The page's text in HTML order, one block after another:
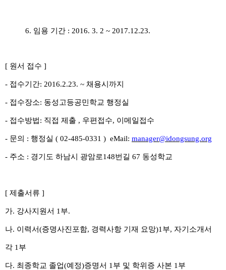
6. 임용 기간 : 2016. 3. 2 ~ 2017.12.23.
[ 원서 접수 ]
- 접수기간: 2016.2.23. ~ 채용시까지
- 접수장소: 동성고등공민학교 행정실
- 접수방법: 직접 제출 , 우편접수, 이 메일접수
- 문의 : 행정실 ( 02-485-0331 ) eMail: manager@idongsung.org
- 주소 : 경기도 하남시 광암로148번길 67 동성학교
[ 제출서류 ]
가. 강사지원서 1부.
나. 이력서(증명사진포함, 경력사항 기재 요망)1 부, 자기소개서
각 1 부
다. 최종학교 졸업(예정)증명서 1 부 및 학위증 사본 1 부